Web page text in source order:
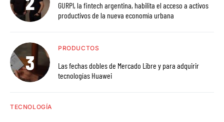
GURPI, la fintech argentina, habilita el acceso a activos
productivos de la nueva economía urbana
PRODUCTOS
Las fechas dobles de Mercado Libre y para adquirir
tecnologías Huawei
TECNOLOGÍA